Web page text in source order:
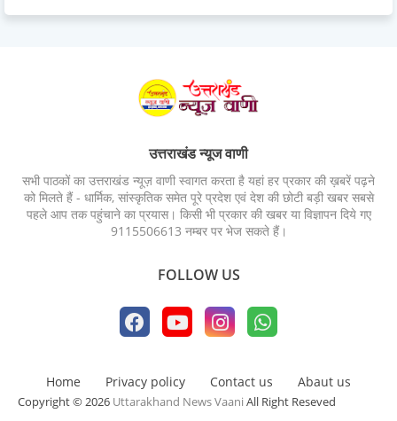
उत्तराखंड न्यूज वाणी
सभी पाठकों का उत्तराखंड न्यूज़ वाणी स्वागत करता है यहां हर प्रकार की ख़बरें पढ़ने
को मिलते हैं - धार्मिक, सांस्कृतिक समेत पूरे प्रदेश एवं देश की छोटी बड़ी खबर सबसे
पहले आप तक पहुंचाने का प्रयास। किसी भी प्रकार की खबर या विज्ञापन दिये गए
9115506613 नम्बर पर भेज सकते हैं।
FOLLOW US
Home Privacy policy Contact us Abaut us
Copyright © 2026 Uttarakhand News Vaani All Right Reseved